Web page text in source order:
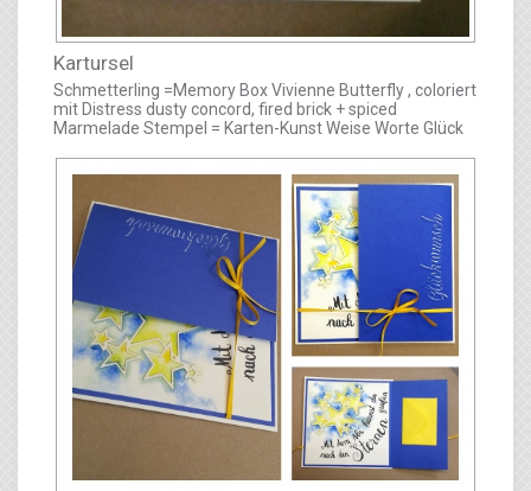
Kartursel
Schmetterling =Memory Box Vivienne Butterfly , coloriert
mit Distress dusty concord, fired brick + spiced
Marmelade Stempel = Karten-Kunst Weise Worte Glück